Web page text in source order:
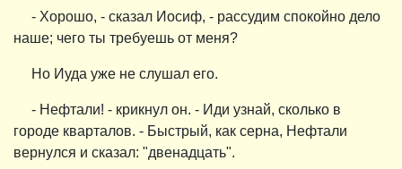
- Хорошо, - сказал Иосиф, - рассудим спокойно дело
наше; чего ты требуешь от меня?
Но Иуда уже не слушал его.
- Нефтали! - крикнул он. - Иди узнай, сколько в
городе кварталов. - Быстрый, как серна, Нефтали
вернулся и сказал: "двенадцать".